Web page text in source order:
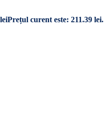
leiPrețul curent este: 211.39 lei.